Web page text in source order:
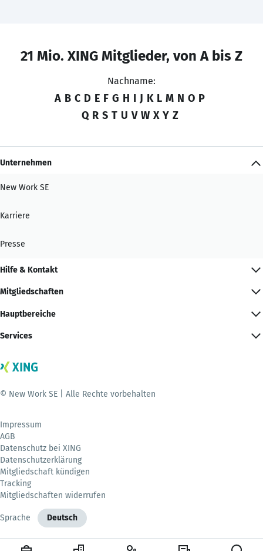
21 Mio. XING Mitglieder, von A bis Z
Nachname:
A B C D E F G H I J K L M N O P
Q R S T U V W X Y Z
Unternehmen
New Work SE
Karriere
Presse
Hilfe & Kontakt
Mitgliedschaften
Hauptbereiche
Services
© New Work SE | Alle Rechte vorbehalten
Impressum
AGB
Datenschutz bei XING
Datenschutzerklärung
Mitgliedschaft kündigen
Tracking
Mitgliedschaften widerrufen
Sprache Deutsch